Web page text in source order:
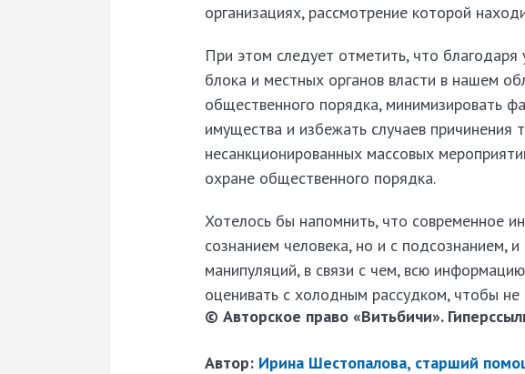
организациях, рассмотрение которой
При этом следует отметить, что
блока и местных органов власти в нашем
общественного порядка, минимизировать
имущества и избежать случаев причинения
несанкционированных массовых
охране общественного порядка.
Хотелось бы напомнить, что современное
сознанием человека, но и с подсознанием,
манипуляций, в связи с чем, всю
оценивать с холодным рассудком, чтобы
© Авторское право «Витьбичи».
Автор: Ирина Шестопалова, старший